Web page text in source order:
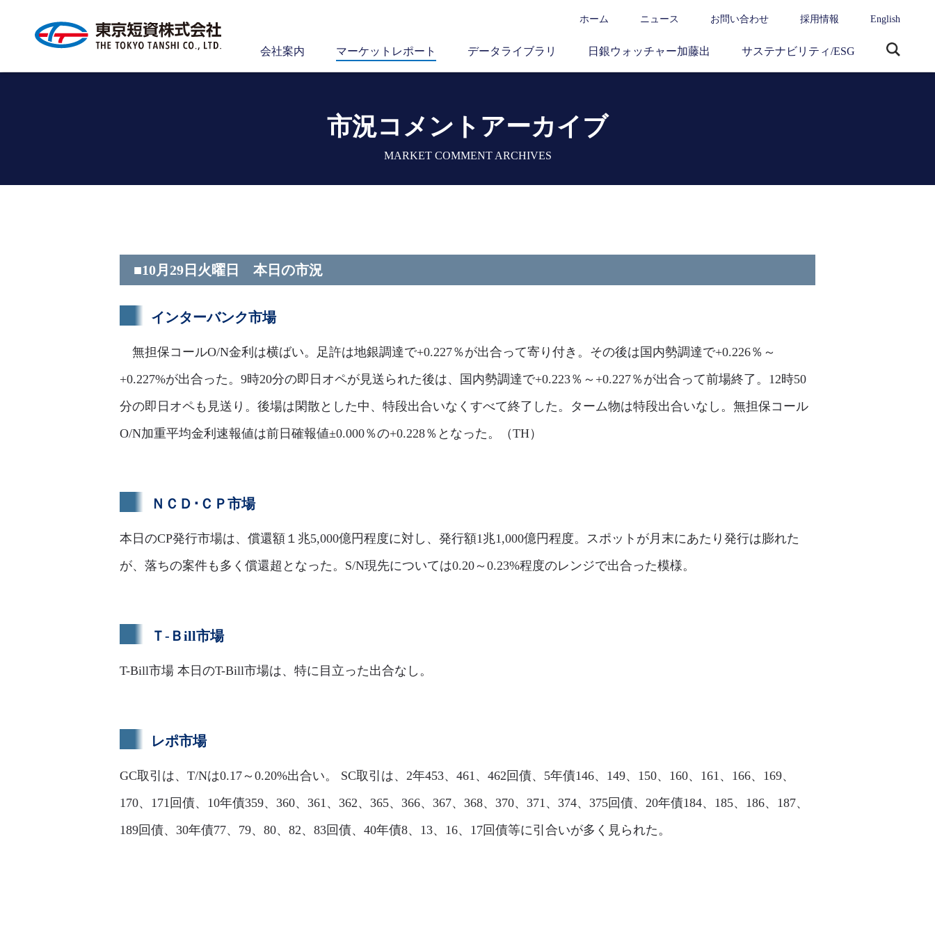
ホーム ニュース お問い合わせ 採用情報 English
会社案内 マーケットレポート データライブラリ 日銀ウォッチャー加藤出 サステナビリティ/ESG
市況コメントアーカイブ
MARKET COMMENT ARCHIVES
■10月29日火曜日 本日の市況
インターバンク市場
無担保コールO/N金利は横ばい。足許は地銀調達で+0.227％が出合って寄り付き。その後は国内勢調達で+0.226％～
+0.227%が出合った。9時20分の即日オペが見送られた後は、国内勢調達で+0.223％～+0.227％が出合って前場終了。12時50
分の即日オペも見送り。後場は閑散とした中、特段出合いなくすべて終了した。ターム物は特段出合いなし。無担保コール
O/N加重平均金利速報値は前日確報値±0.000％の+0.228％となった。（TH）
ＮＣＤ･ＣＰ市場
本日のCP発行市場は、償還額１兆5,000億円程度に対し、発行額1兆1,000億円程度。スポットが月末にあたり発行は膨れた
が、落ちの案件も多く償還超となった。S/N現先については0.20～0.23%程度のレンジで出合った模様。
Ｔ-Ｂill市場
T-Bill市場 本日のT-Bill市場は、特に目立った出合なし。
レポ市場
GC取引は、T/Nは0.17～0.20%出合い。 SC取引は、2年453、461、462回債、5年債146、149、150、160、161、166、169、
170、171回債、10年債359、360、361、362、365、366、367、368、370、371、374、375回債、20年債184、185、186、187、
189回債、30年債77、79、80、82、83回債、40年債8、13、16、17回債等に引合いが多く見られた。